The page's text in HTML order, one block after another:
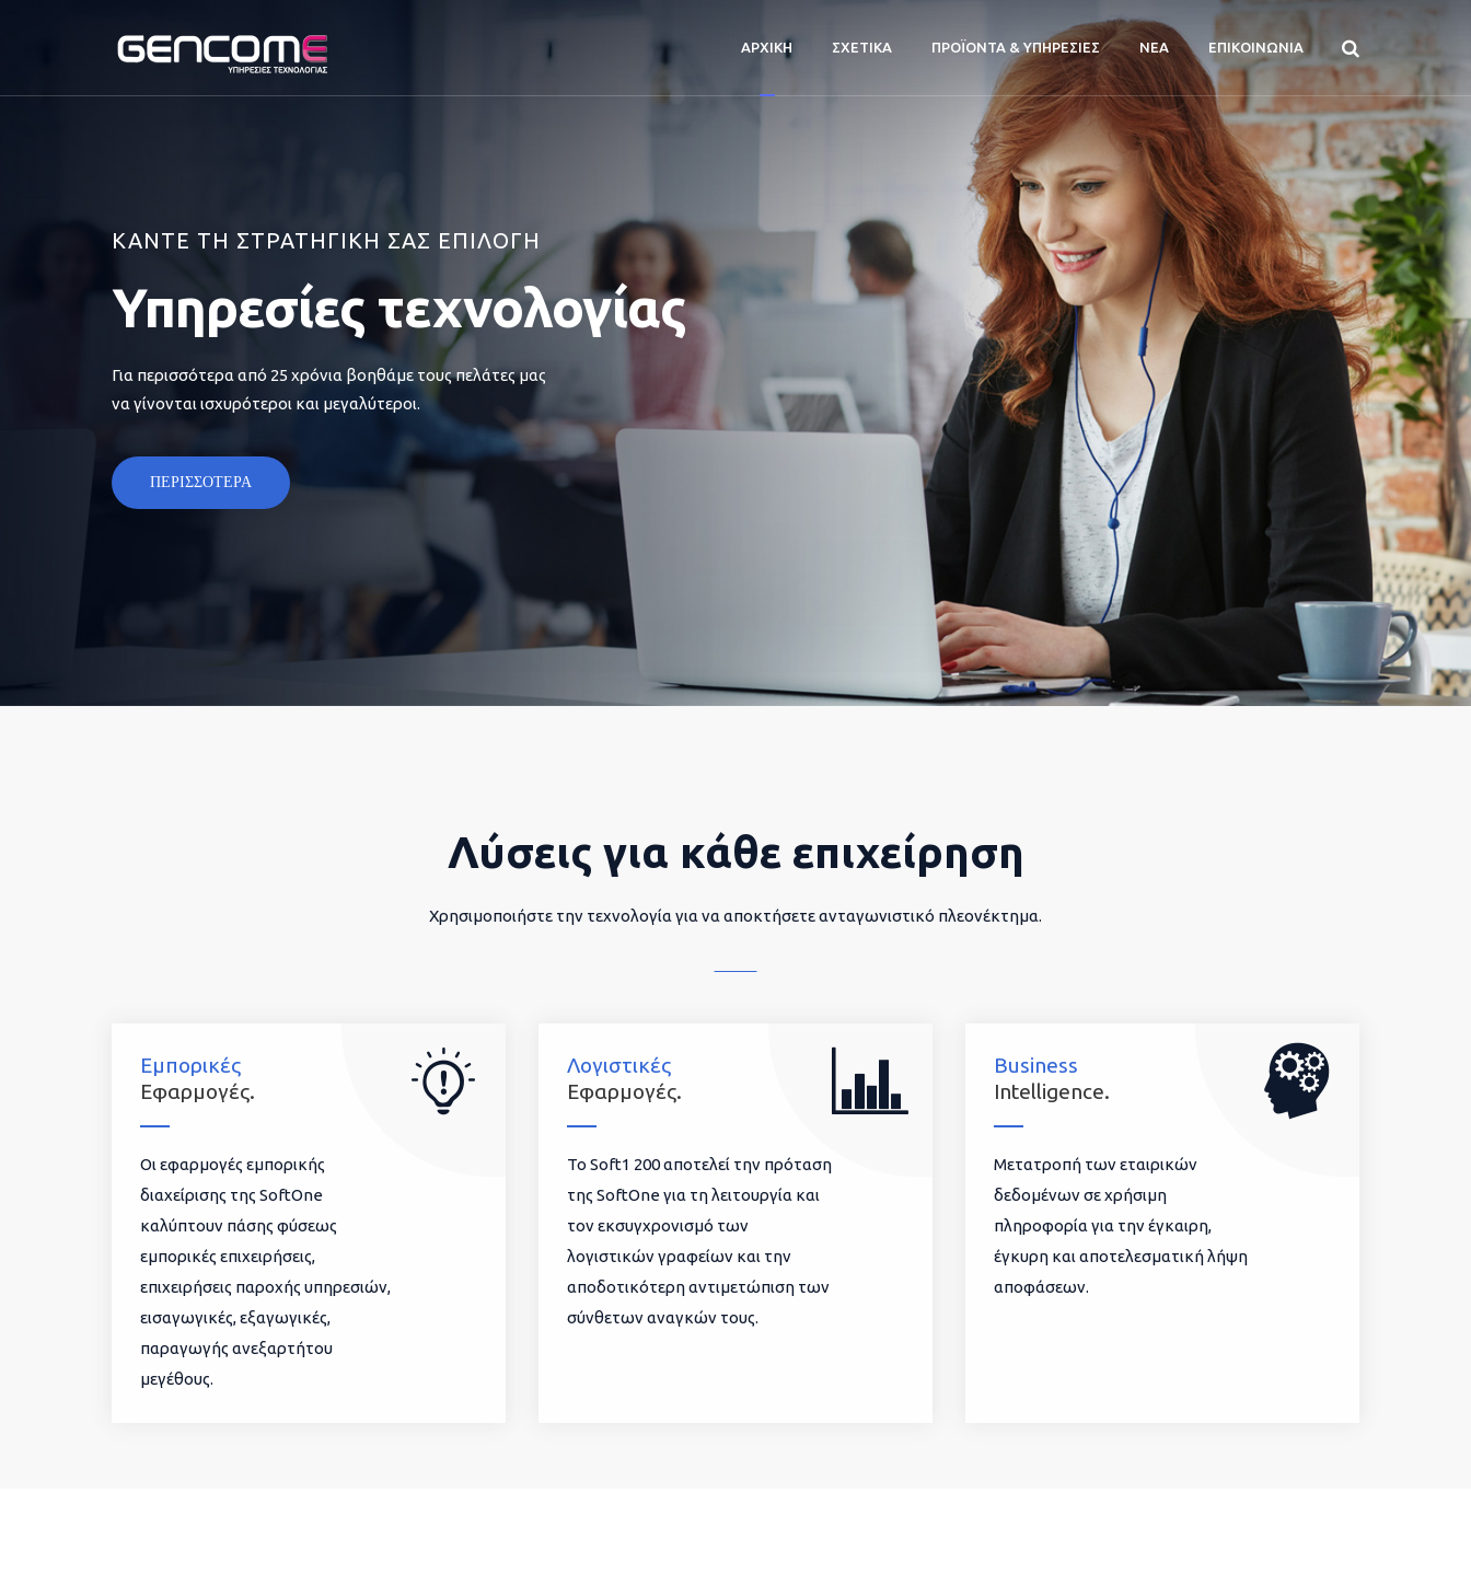
ΑΡΧΙΚΗ ΣΧΕΤΙΚΑ ΠΡΟΪΟΝΤΑ & ΥΠΗΡΕΣΙΕΣ ΝΕΑ ΕΠΙΚΟΙΝΩΝΙΑ
ΚΑΝΤΕ ΤΗ ΣΤΡΑΤΗΓΙΚΗ ΣΑΣ ΕΠΙΛΟΓΗ
Υπηρεσίες τεχνολογίας
Για περισσότερα από 25 χρόνια βοηθάμε τους πελάτες μας
να γίνονται ισχυρότεροι και μεγαλύτεροι.
ΠΕΡΙΣΣΟΤΕΡΑ
Λύσεις για κάθε επιχείρηση
Χρησιμοποιήστε την τεχνολογία για να αποκτήσετε ανταγωνιστικό πλεονέκτημα.
Εμπορικές
Εφαρμογές.
Οι εφαρμογές εμπορικής
διαχείρισης της SoftOne
καλύπτουν πάσης φύσεως
εμπορικές επιχειρήσεις,
επιχειρήσεις παροχής υπηρεσιών,
εισαγωγικές, εξαγωγικές,
παραγωγής ανεξαρτήτου
μεγέθους.
Λογιστικές
Εφαρμογές.
To Soft1 200 αποτελεί την πρόταση
της SoftOne για τη λειτουργία και
τον εκσυγχρονισμό των
λογιστικών γραφείων και την
αποδοτικότερη αντιμετώπιση των
σύνθετων αναγκών τους.
Business
Intelligence.
Μετατροπή των εταιρικών
δεδομένων σε χρήσιμη
πληροφορία για την έγκαιρη,
έγκυρη και αποτελεσματική λήψη
αποφάσεων.